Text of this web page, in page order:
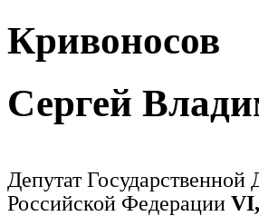
Кривоносов
Сергей
Депутат
Российской Федерации